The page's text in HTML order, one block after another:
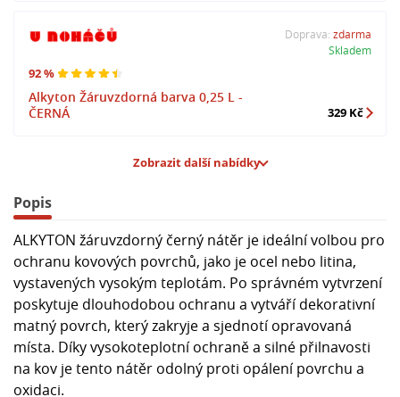
92 %
Alkyton Žáruvzdorná barva 0,25 L -
ČERNÁ
Doprava: zdarma
Skladem
329 Kč
Zobrazit další nabídky
Popis
ALKYTON žáruvzdorný černý nátěr je ideální volbou pro
ochranu kovových povrchů, jako je ocel nebo litina,
vystavených vysokým teplotám. Po správném vytvrzení
poskytuje dlouhodobou ochranu a vytváří dekorativní
matný povrch, který zakryje a sjednotí opravovaná
místa. Díky vysokoteplotní ochraně a silné přilnavosti
na kov je tento nátěr odolný proti opálení povrchu a
oxidaci.